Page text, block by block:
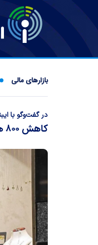
بازارهای مالی
در گفت‌وگو با
کاهش ۸۰۰ هزار تومانی حباب سکه/ طلا چقدر شد؟